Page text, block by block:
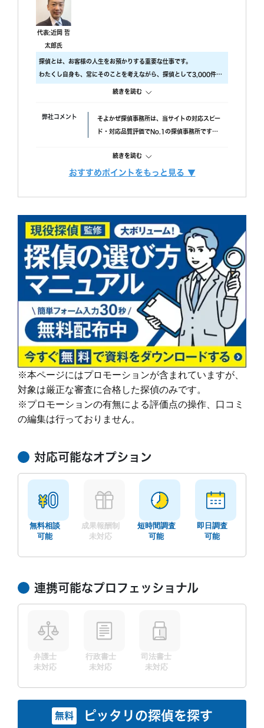
っと自信を持ちなさいと励ましてもらってすごく嬉しかった
です。
調査中の印象
尾行が旦那の会社スタートの予定でしたが、場所が違ってい
たようで、必死に探してくれたと伺っております。こちらの
対応については本当に調査員の方々に感謝しかありません。
調査後の印象
報告書はすぐに届けていただけましたが、時間表示が間違っ
と思われます。)おそらく、早急に届けたいと思ってくれた
のかなと思います。
代表:近岡 哲
太郎氏
探偵とは、お客様の人生をお預かりする重要な仕事です。
わたくし自身も、常にそのことを考えながら、探偵として3,000件以
上の調査をおこないました。
す。
・ 厳選した優秀な調査スタッフ
また、お客様ひとりひとりに合った調査プランを立てるには、カウン
す。
その結果、98% (2023年度) という非常に高い満足度をいただくこと
ができました。
これからも、お客様が「そよかぜ」 のような穏やかな日常をとりもど
せるように、誠実に調査いたします。
そよかぜ探偵事務所に、どうぞお気軽にご相談ください。
続きを読む
弊社コメント そよかぜ探偵事務所は、当サイトの対応スピー
ド・対応品質評価でNo.1の探偵事務所です。
で、完全成功報酬プランも選べます。また、み
んなの名探偵経由で相談できる限定クーポンも
方におすすめです。
続きを読む
間延長以外一切なし！
イドで提案します。
調査機材 調査で使用するカメラ数：平均１６台～２２台
（他社平均の約8倍！)
調査バッテリー総容量 ９００W前後（他社
平均の約6倍！)
毎年最新機材を購入しています。
(他社２～３年に１回買い替え)
続きを読む
カウンセリング 「明朗会計」がモットー。 あとから請求は時
間延長以外一切なし！
依頼者様にあった最適なプランを、オーダーメ
イドで提案します。
続きを読む
報告書 「明朗会計」がモットー。 あとから請求は時
間延長以外一切なし！
依頼者様にあった最適なプランを、オーダーメ
イドで提案します。
○
○
○
○
現在営業中
おすすめポイントをもっと見る ▼
※本ページにはプロモーションが含まれていますが、
対象は厳正な審査に合格した探偵のみです。
※プロモーションの有無による評価点の操作、口コミ
の編集は行っておりません。
対応可能なオプション
無料相談
可能
成果報酬制
未対応
短時間調査
可能
即日調査
可能
連携可能なプロフェッショナル
弁護士
未対応
行政書士
未対応
司法書士
未対応
無料 ピッタリの探偵を探す